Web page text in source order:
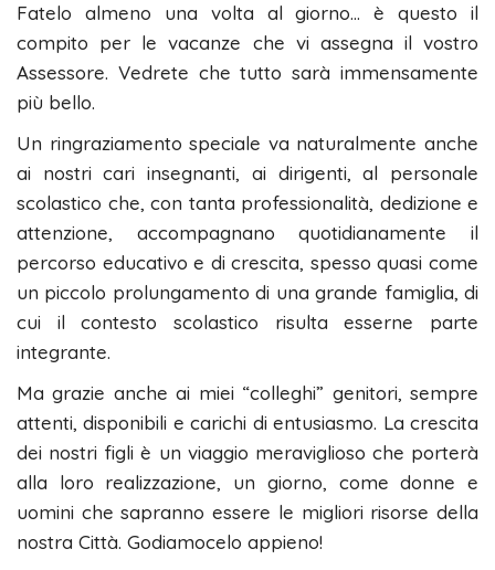
Fatelo almeno una volta al giorno… è questo il
compito per le vacanze che vi assegna il vostro
Assessore. Vedrete che tutto sarà immensamente
più bello.
Un ringraziamento speciale va naturalmente anche
ai nostri cari insegnanti, ai dirigenti, al personale
scolastico che, con tanta professionalità, dedizione e
attenzione, accompagnano quotidianamente il
percorso educativo e di crescita, spesso quasi come
un piccolo prolungamento di una grande famiglia, di
cui il contesto scolastico risulta esserne parte
integrante.
Ma grazie anche ai miei “colleghi” genitori, sempre
attenti, disponibili e carichi di entusiasmo. La crescita
dei nostri figli è un viaggio meraviglioso che porterà
alla loro realizzazione, un giorno, come donne e
uomini che sapranno essere le migliori risorse della
nostra Città. Godiamocelo appieno!